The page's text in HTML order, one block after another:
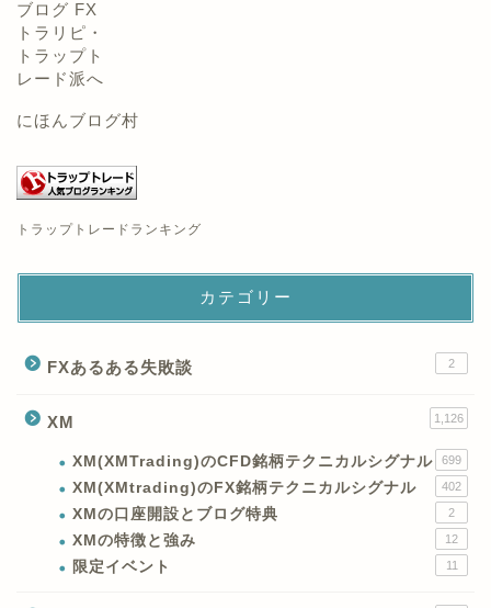
にほんブログ村
トラップトレードランキング
カテゴリー
FXあるある失敗談 2
XM 1,126
XM(XMTrading)のCFD銘柄テクニカルシグナル 699
XM(XMtrading)のFX銘柄テクニカルシグナル 402
XMの口座開設とブログ特典 2
XMの特徴と強み 12
限定イベント 11